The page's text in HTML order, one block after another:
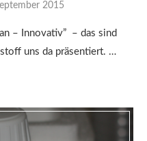
2015
– Innovativ” – das sind
uns da präsentiert. …